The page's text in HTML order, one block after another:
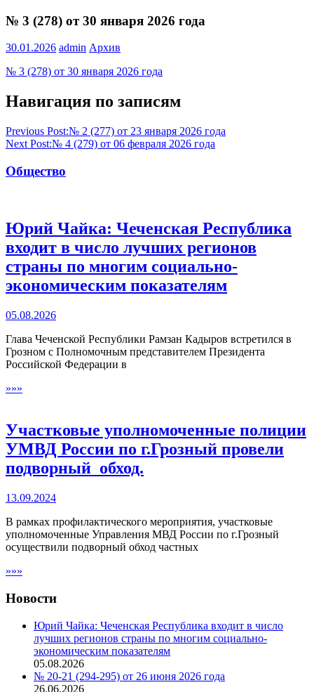
№ 3 (278) от 30 января 2026 года
30.01.2026 admin Архив
№ 3 (278) от 30 января 2026 года
Навигация по записям
Previous Post:№ 2 (277) от 23 января 2026 года
Next Post:№ 4 (279) от 06 февраля 2026 года
Общество
Юрий Чайка: Чеченская Республика
входит в число лучших регионов
страны по многим социально-
экономическим показателям
05.08.2026
Глава Чеченской Республики Рамзан Кадыров встретился в
Грозном с Полномочным представителем Президента
Российской Федерации в
»»»
Участковые уполномоченные полиции
УМВД России по г.Грозный провели
подворный обход.
13.09.2024
В рамках профилактического мероприятия, участковые
уполномоченные Управления МВД России по г.Грозный
осуществили подворный обход частных
»»»
Новости
Юрий Чайка: Чеченская Республика входит в число
лучших регионов страны по многим социально-
экономическим показателям
05.08.2026
№ 20-21 (294-295) от 26 июня 2026 года
26.06.2026